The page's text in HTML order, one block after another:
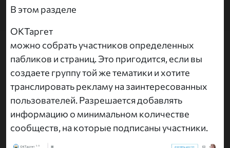
В этом разделе
ОКТаргет
можно собрать участников определенных
пабликов и страниц. Это пригодится, если вы
создаете группу той же тематики и хотите
транслировать рекламу на заинтересованных
пользователей. Разрешается добавлять
информацию о минимальном количестве
сообществ, на которые подписаны участники.